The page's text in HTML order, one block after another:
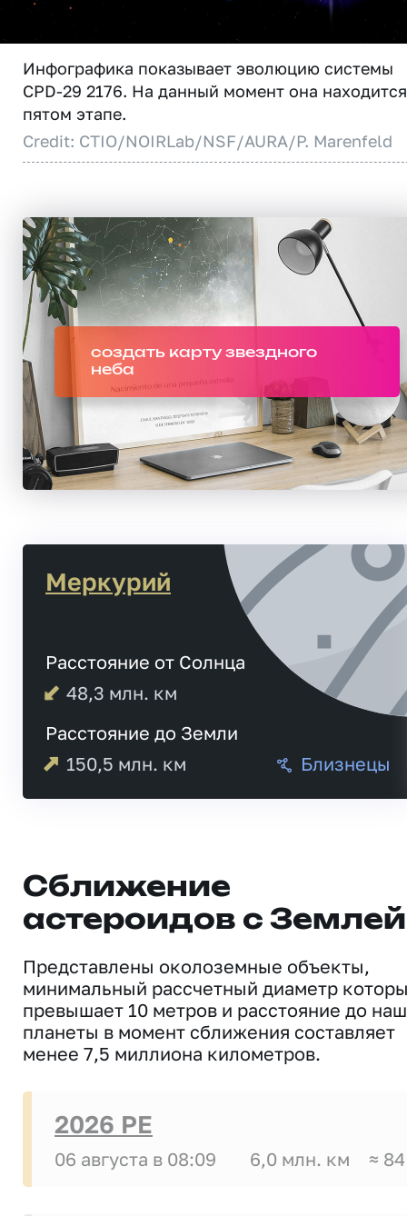
Инфографика показывает эволюцию системы
CPD-29 2176. На данный момент она
пятом этапе.
Credit: CTIO/NOIRLab/NSF/AURA/P. Marenfeld
создать карту звездного
неба
Меркурий
Расстояние от Солнца
48,3 млн. км
Расстояние до Земли
150,5 млн. км Близнецы
Сближение
астероидов с Землей
Представлены околоземные объекты,
минимальный рассчетный диаметр
превышает 10 метров и расстояние до
планеты в момент сближения составляет
менее 7,5 миллиона километров.
2026 PE
06 августа в 08:09 6,0 млн. км ≈